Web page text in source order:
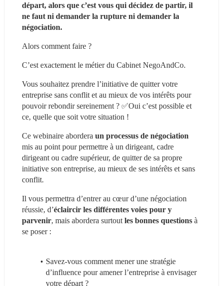
départ, alors que c’est vous qui décidez de partir, il
ne faut ni demander la rupture ni demander la
négociation.
Alors comment faire ?
C’est exactement le métier du Cabinet NegoAndCo.
Vous souhaitez prendre l’initiative de quitter votre
entreprise sans conflit et au mieux de vos intérêts pour
pouvoir rebondir sereinement ? ✅Oui c’est possible et
ce, quelle que soit votre situation !
Ce webinaire abordera
mis au point pour permettre à un dirigeant, cadre
dirigeant ou cadre supérieur, de quitter de sa propre
initiative son entreprise, au mieux de ses intérêts et sans
conflit.
Il vous permettra d’entrer au cœur d’une négociation
réussie, d’éclaircir les différentes voies pour y
parvenir, mais abordera surtout les bonnes questions à
se poser :
Savez-vous comment mener une stratégie
d’influence pour amener l’entreprise à envisager
votre départ ?